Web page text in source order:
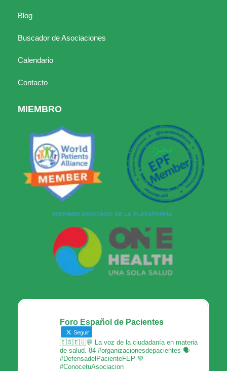
Blog
Buscador de Asociaciones
Calendario
Contacto
MIEMBRO
Foro Español de Pacientes
Seguir
🇪🇸🇪🇺💬 La voz de la ciudadanía en materia
de salud. 84 #organizacionesdepacientes 🗣
#DefensadelPacienteFEP 💚
#ConocetuAsociacion